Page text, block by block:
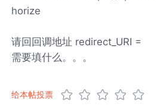
horize
请回回调地址 redirect_URI =
需要填什么。。。
给本帖投票